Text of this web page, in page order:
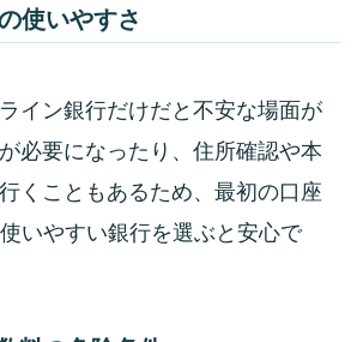
使いやすさ
イン銀行だけだと不安な場面が
必要になったり、住所確認や本
くこともあるため、最初の口座
いやすい銀行を選ぶと安心で